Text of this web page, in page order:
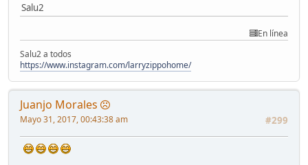
Salu2
En línea
Salu2 a todos
https://www.instagram.com/larryzippohome/
Juanjo Morales
#299
Mayo 31, 2017, 00:43:38 am